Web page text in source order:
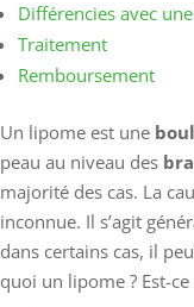
Différencies avec
Traitement
Remboursement
Un lipome est une
peau au niveau des
majorité des cas. La
inconnue. Il s’agit
dans certains cas, il peu
quoi un lipome ? Est-ce